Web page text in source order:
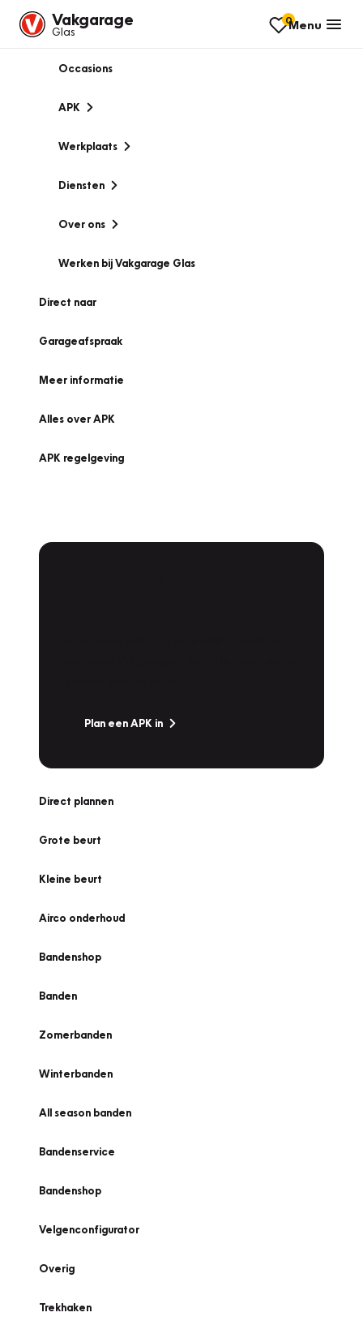
Vakgarage
Glas
0Menu
Occasions
APK
Werkplaats
Diensten
Over ons
Werken bij Vakgarage Glas
Direct naar
Garageafspraak
Meer informatie
Alles over APK
APK regelgeving
Plan een APK in
Direct plannen
Grote beurt
Kleine beurt
Airco onderhoud
Bandenshop
Banden
Zomerbanden
Winterbanden
All season banden
Bandenservice
Bandenshop
Velgenconfigurator
Overig
Trekhaken